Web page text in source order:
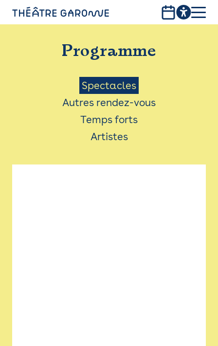
PROGRAMME
INFOS PRATIQUES
AVEC LES PUBLICS
ACCESSIBILITÉ
LES PRODUCTIONS
Programme
Menu
Saison
Spectacles
Autres rendez-vous
Temps forts
Artistes